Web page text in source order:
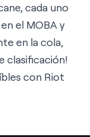
cada uno
el MOBA y
en la cola,
clasificación!
con Riot